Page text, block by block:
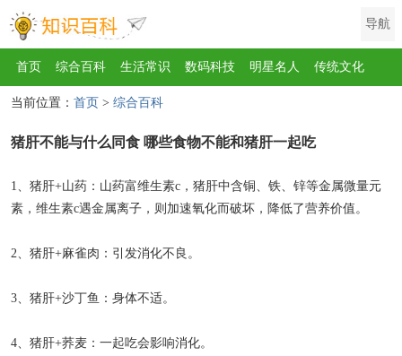
导航
首页 综合百科 生活常识 数码科技 明星名人 传统文化
互联网 健康 影视 美食
运动 游戏 家电 地理 房产 金融 节日 服饰
歌曲 动物 植物
当前位置： 首页 > 综合百科
猪肝不能与什么同食 哪些食物不能和猪肝一起吃
1、猪肝+山药：山药富维生素c，猪肝中含铜、铁、锌等金属微量元
素，维生素c遇金属离子，则加速氧化而破坏，降低了营养价值。
2、猪肝+麻雀肉：引发消化不良。
3、猪肝+沙丁鱼：身体不适。
4、猪肝+荞麦：一起吃会影响消化。